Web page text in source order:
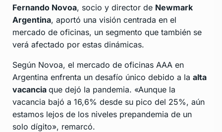
Fernando Novoa, socio y director de Newmark
Argentina, aportó una visión centrada en el
mercado de oficinas, un segmento que también se
verá afectado por estas dinámicas.
Según Novoa, el mercado de oficinas AAA en
Argentina enfrenta un desafío único debido a la alta
vacancia que dejó la pandemia. «Aunque la
vacancia bajó a 16,6% desde su pico del 25%, aún
estamos lejos de los niveles prepandemia de un
solo dígito», remarcó.